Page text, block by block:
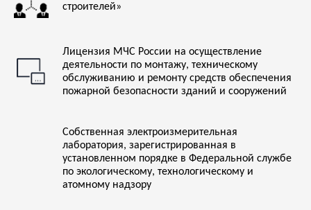
строителей»
Лицензия МЧС России на осуществление
деятельности по монтажу, техническому
обслуживанию и ремонту средств обеспечения
пожарной безопасности зданий и сооружений
Собственная электроизмерительная
лаборатория, зарегистрированная в
установленном порядке в Федеральной службе
по экологическому, технологическому и
атомному надзору
Наладка и техническое обслуживание всего
спектра приборов и датчиков любых
производителей
Средства КИП и А:
НАПРАВЛЕНИЯ РАБОТ